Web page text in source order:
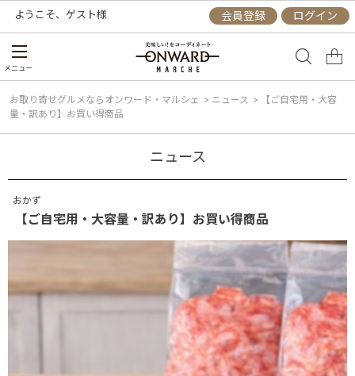
ようこそ、 ゲスト様 会員登録 ログイン
メニュー
お取り寄せグルメならオンワード・マルシェ > ニュース >
【ご自宅用・大容
量・訳あり】お買い得商品
ニュース
おかず
【ご自宅用・大容量・訳あり】お買い得商品